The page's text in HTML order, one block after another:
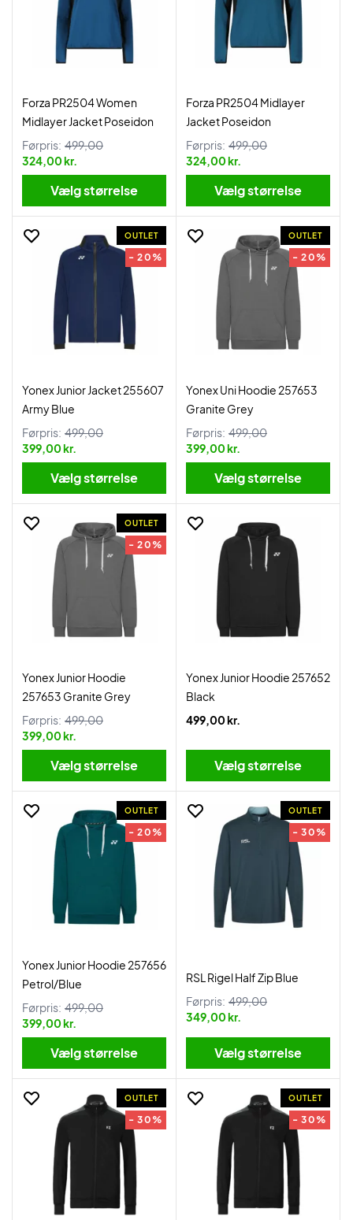
Forza PR2504 Women
Midlayer Jacket Poseidon
Førpris: 499,00
324,00 kr.
Vælg størrelse
Forza PR2504 Midlayer
Jacket Poseidon
Førpris: 499,00
324,00 kr.
Vælg størrelse
OUTLET
- 20%
Yonex Junior Jacket 255607
Army Blue
Førpris: 499,00
399,00 kr.
Vælg størrelse
OUTLET
- 20%
Yonex Uni Hoodie 257653
Granite Grey
Førpris: 499,00
399,00 kr.
Vælg størrelse
OUTLET
- 20%
Yonex Junior Hoodie
257653 Granite Grey
Førpris: 499,00
399,00 kr.
Vælg størrelse
Yonex Junior Hoodie 257652
Black
499,00 kr.
Vælg størrelse
OUTLET
- 20%
Yonex Junior Hoodie 257656
Petrol/Blue
Førpris: 499,00
399,00 kr.
Vælg størrelse
OUTLET
- 30%
RSL Rigel Half Zip Blue
Førpris: 499,00
349,00 kr.
Vælg størrelse
OUTLET
- 30%
OUTLET
- 30%